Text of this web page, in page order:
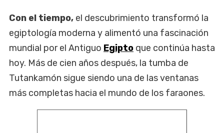
Con el tiempo, el descubrimiento transformó la
egiptología moderna y alimentó una fascinación
mundial por el Antiguo Egipto que continúa hasta
hoy. Más de cien años después, la tumba de
Tutankamón sigue siendo una de las ventanas
más completas hacia el mundo de los faraones.